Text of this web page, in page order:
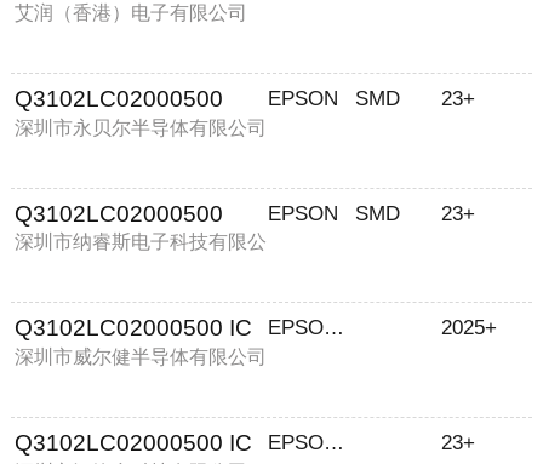
艾润（香港）电子有限公司
Q3102LC02000500
深圳市永贝尔半导体有限公司
EPSON SMD 23+
Q3102LC02000500
深圳市纳睿斯电子科技有限公
EPSON SMD 23+
Q3102LC02000500 IC
深圳市威尔健半导体有限公司
EPSON/爱普生 2025+
Q3102LC02000500 IC EPSON/爱普生 23+